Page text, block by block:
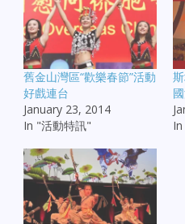
舊金山灣區“歡樂春節”活動
好戲連台
January 23, 2014
In "活動特訊"